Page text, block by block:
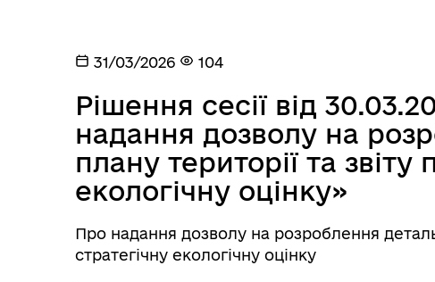
Відділ з питань юридичного
Центр надання соціальних
31/03/2026 104
Рішення сесії від
надання дозволу на
плану території та звіту
екологічну оцінку»
Про надання дозволу на розроблення
стратегічну екологічну оцінку